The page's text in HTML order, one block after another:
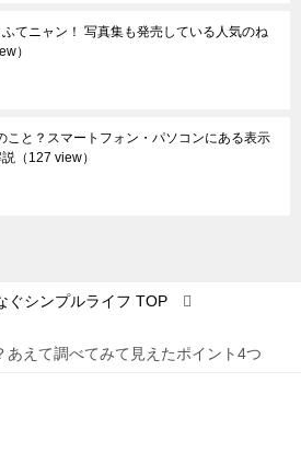
てニャン！ 写真集も発売している人気のね
）
こと？スマートフォン・パソコンにある表示
（127 view）
ぐシンプルライフ TOP
えて調べてみて見えたポイント4つ